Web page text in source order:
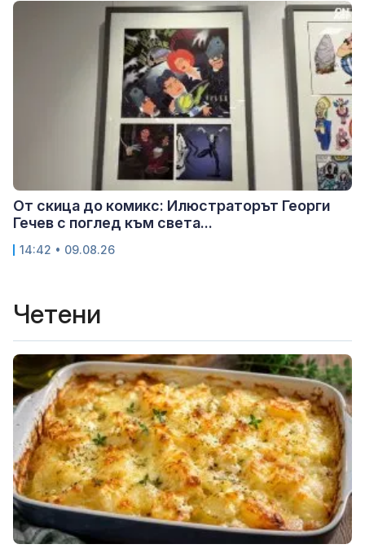
От скица до комикс: Илюстраторът Георги
Гечев с поглед към света...
14:42 • 09.08.26
Четени